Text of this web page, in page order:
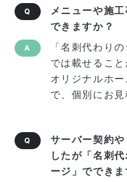
Q
メニューや施
できますか？
A
「名刺代わり
では載せるこ
オリジナルホ
で、個別にお見
Q
サーバー契約
したが「名刺
ージ」でできま